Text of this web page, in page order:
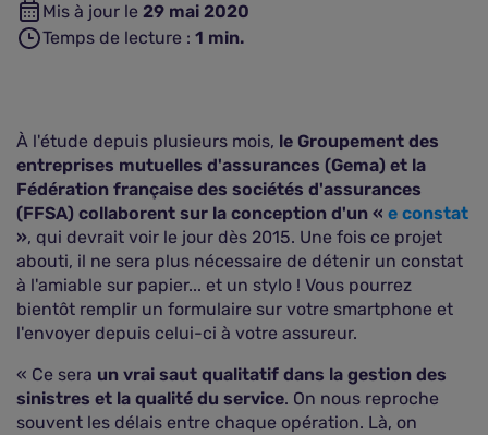
Mis à jour le 29 mai 2020
Temps de lecture : 1 min.
À l'étude depuis plusieurs mois, le Groupement des
entreprises mutuelles d'assurances (Gema) et la
Fédération française des sociétés d'assurances
(FFSA) collaborent sur la conception d'un « e constat
», qui devrait voir le jour dès 2015. Une fois ce projet
abouti, il ne sera plus nécessaire de détenir un constat
à l'amiable sur papier... et un stylo ! Vous pourrez
bientôt remplir un formulaire sur votre smartphone et
l'envoyer depuis celui-ci à votre assureur.
« Ce sera un vrai saut qualitatif dans la gestion des
sinistres et la qualité du service. On nous reproche
souvent les délais entre chaque opération. Là, on